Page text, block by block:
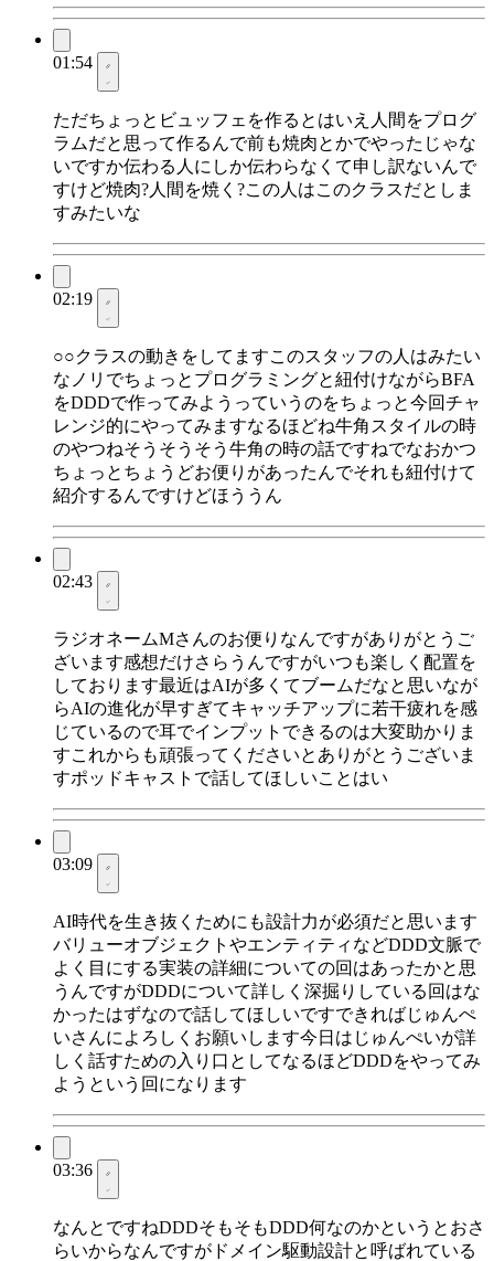
01:54
ただちょっとビュッフェを作るとはいえ人間をプログ
ラムだと思って作るんで前も焼肉とかでやったじゃな
いですか伝わる人にしか伝わらなくて申し訳ないんで
すけど焼肉?人間を焼く?この人はこのクラスだとしま
すみたいな
02:19
○○クラスの動きをしてますこのスタッフの人はみたい
なノリでちょっとプログラミングと紐付けながらBFA
をDDDで作ってみようっていうのをちょっと今回チャ
レンジ的にやってみますなるほどね牛角スタイルの時
のやつねそうそうそう牛角の時の話ですねでなおかつ
ちょっとちょうどお便りがあったんでそれも紐付けて
紹介するんですけどほううん
02:43
ラジオネームMさんのお便りなんですがありがとうご
ざいます感想だけさらうんですがいつも楽しく配置を
しております最近はAIが多くてブームだなと思いなが
らAIの進化が早すぎてキャッチアップに若干疲れを感
じているので耳でインプットできるのは大変助かりま
すこれからも頑張ってくださいとありがとうございま
すポッドキャストで話してほしいことはい
03:09
AI時代を生き抜くためにも設計力が必須だと思います
バリューオブジェクトやエンティティなどDDD文脈で
よく目にする実装の詳細についての回はあったかと思
うんですがDDDについて詳しく深掘りしている回はな
かったはずなので話してほしいですできればじゅんぺ
いさんによろしくお願いします今日はじゅんぺいが詳
しく話すための入り口としてなるほどDDDをやってみ
ようという回になります
03:36
なんとですねDDDそもそもDDD何なのかというとおさ
らいからなんですがドメイン駆動設計と呼ばれている